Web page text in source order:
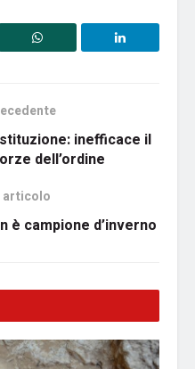
inefficace il
dell’ordine
articolo
è campione d’inverno